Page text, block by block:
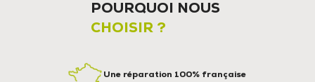
POURQUOI NOUS
CHOISIR ?
Une réparation 100% française